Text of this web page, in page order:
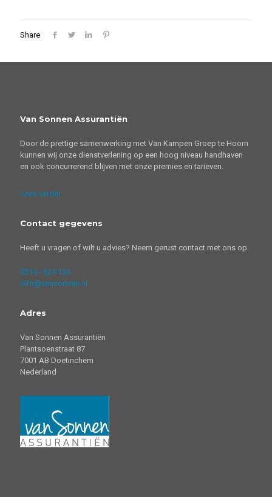
Share
Van Sonnen Assurantiën
Door de prettige samenwerking met Van Kampen Groep te Hoorn
kunnen wij onze dienstverlening op een hoog niveau handhaven
en ook concurrerend blijven met onze premies en tarieven.
Lees verder
Contact gegevens
Heeft u vragen of wilt u advies? Neem gerust contact met ons op.
0314 - 624 133
info@vansonnen.nl
Adres
Van Sonnen Assurantiën
Plantsoenstraat 87
7001 AB Doetinchem
Nederland